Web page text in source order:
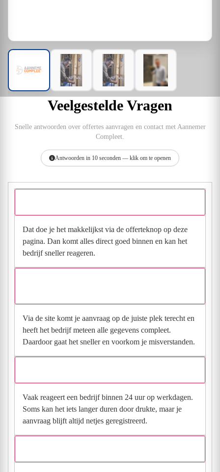
Veelgestelde Vragen
Snelle antwoorden over offertes aanvragen en contact met Aannemer
Compleet.
Antwoorden in 10 seconden — klik om te openen
Dat doe je het makkelijkst via de offerteknop op deze
pagina. Dan komt alles direct goed binnen en kan het
bedrijf sneller reageren.
Via de site komt je aanvraag op de juiste plek terecht en
heeft het bedrijf meteen alle gegevens compleet.
Daardoor gaat het sneller en voorkom je misverstanden.
Vaak reageert een bedrijf binnen 24 uur op werkdagen.
Soms kan het iets langer duren door drukte, maar je
aanvraag blijft altijd netjes geregistreerd.